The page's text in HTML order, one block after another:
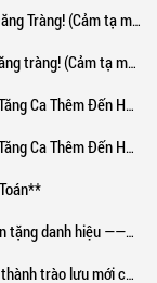
ngạn mây minh chủ khen thưởng) (1)
ngạn mây minh chủ khen thưởng) (2)
Đến Hói! (Hai Hợp Một) (1)
Đến Hói! (Hai Hợp Một) (2)
【 Quang Huy đứng đầu】
của các cường giả đế đô